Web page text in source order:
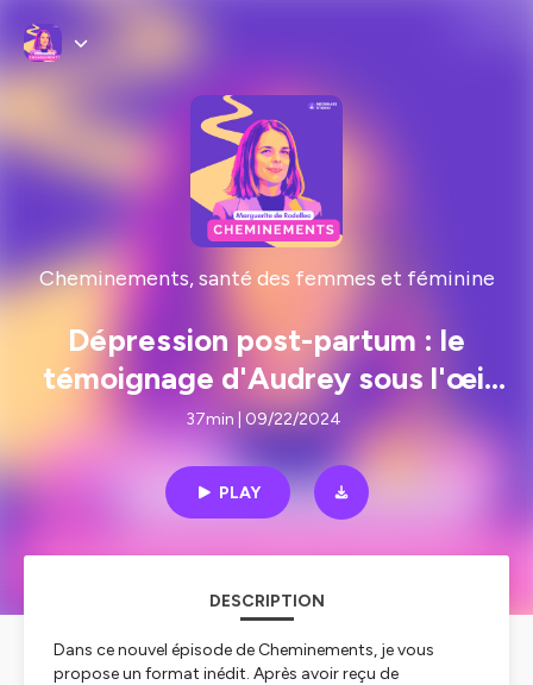
Cheminements, santé des femmes et féminine
Dépression post-partum : le
témoignage d'Audrey sous l'œil
d'une professionnelle de santé
37min | 09/22/2024
PLAY
DESCRIPTION
Dans ce nouvel épisode de Cheminements, je vous
propose un format inédit. Après avoir reçu de